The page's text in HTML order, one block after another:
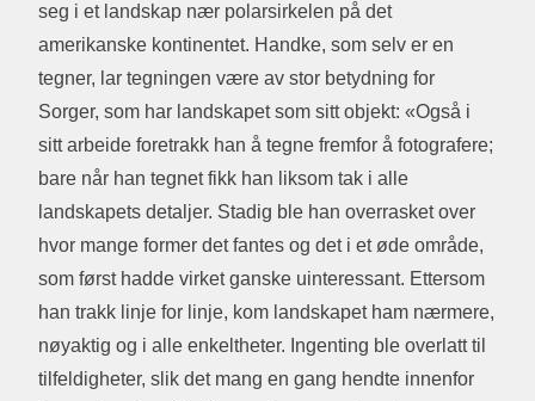
seg i et landskap nær polarsirkelen på det
amerikanske kontinentet. Handke, som selv er en
tegner, lar tegningen være av stor betydning for
Sorger, som har landskapet som sitt objekt: «Også i
sitt arbeide foretrakk han å tegne fremfor å fotografere;
bare når han tegnet fikk han liksom tak i alle
landskapets detaljer. Stadig ble han overrasket over
hvor mange former det fantes og det i et øde område,
som først hadde virket ganske uinteressant. Ettersom
han trakk linje for linje, kom landskapet ham nærmere,
nøyaktig og i alle enkeltheter. Ingenting ble overlatt til
tilfeldigheter, slik det mang en gang hendte innenfor